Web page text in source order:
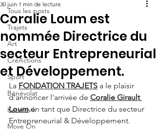
Tous les posts
Trajets
Art
CréActions
Sport
Bénévolat
Katimavik
Move On
Coralie Loum est
nommée Directrice du
secteur Entrepreneurial
et Développement.
30 juin 1 min de lecture
La FONDATION TRAJETS a le plaisir
d'annoncer l'arrivée de Coralie Girault
Loum en tant que Directrice du secteur
Entrepreneurial & Développement.